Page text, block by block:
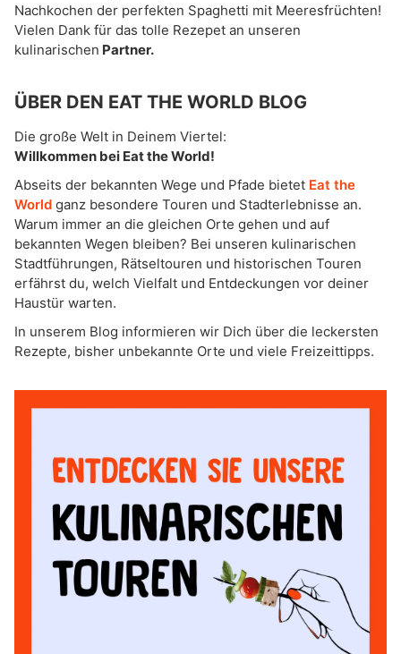
Nachkochen der perfekten Spaghetti mit Meeresfrüchten!
Vielen Dank für das tolle Rezepet an unseren
kulinarischen Partner.
ÜBER DEN EAT THE WORLD BLOG
Die große Welt in Deinem Viertel:
Willkommen bei Eat the World!
Abseits der bekannten Wege und Pfade bietet Eat the
World ganz besondere Touren und Stadterlebnisse an.
Warum immer an die gleichen Orte gehen und auf
bekannten Wegen bleiben? Bei unseren kulinarischen
Stadtführungen, Rätseltouren und historischen Touren
erfährst du, welch Vielfalt und Entdeckungen vor deiner
Haustür warten.
In unserem Blog informieren wir Dich über die leckersten
Rezepte, bisher unbekannte Orte und viele Freizeittipps.